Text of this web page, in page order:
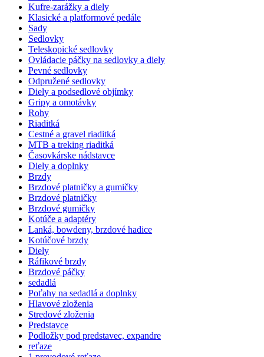
Kufre-zarážky a diely
Klasické a platformové pedále
Sady
Sedlovky
Teleskopické sedlovky
Ovládacie páčky na sedlovky a diely
Pevné sedlovky
Odpružené sedlovky
Diely a podsedlové objímky
Gripy a omotávky
Rohy
Riaditká
Cestné a gravel riaditká
MTB a treking riaditká
Časovkárske nádstavce
Diely a doplnky
Brzdy
Brzdové platničky a gumičky
Brzdové platničky
Brzdové gumičky
Kotúče a adaptéry
Lanká, bowdeny, brzdové hadice
Kotúčové brzdy
Diely
Ráfikové brzdy
Brzdové páčky
sedadlá
Poťahy na sedadlá a doplnky
Hlavové zloženia
Stredové zloženia
Predstavce
Podložky pod predstavec, expandre
reťaze